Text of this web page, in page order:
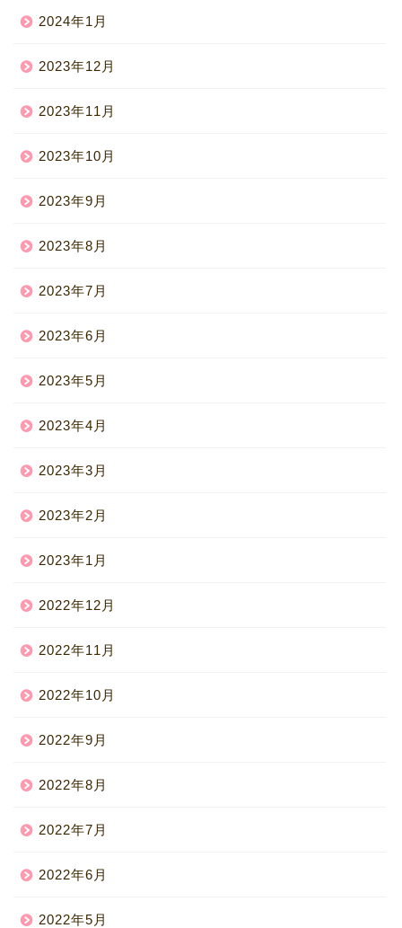
2024年1月
2023年12月
2023年11月
2023年10月
2023年9月
2023年8月
2023年7月
2023年6月
2023年5月
2023年4月
2023年3月
2023年2月
2023年1月
2022年12月
2022年11月
2022年10月
2022年9月
2022年8月
2022年7月
2022年6月
2022年5月